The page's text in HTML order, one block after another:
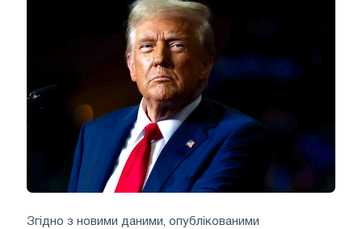
Згідно з новими даними, опублікованими